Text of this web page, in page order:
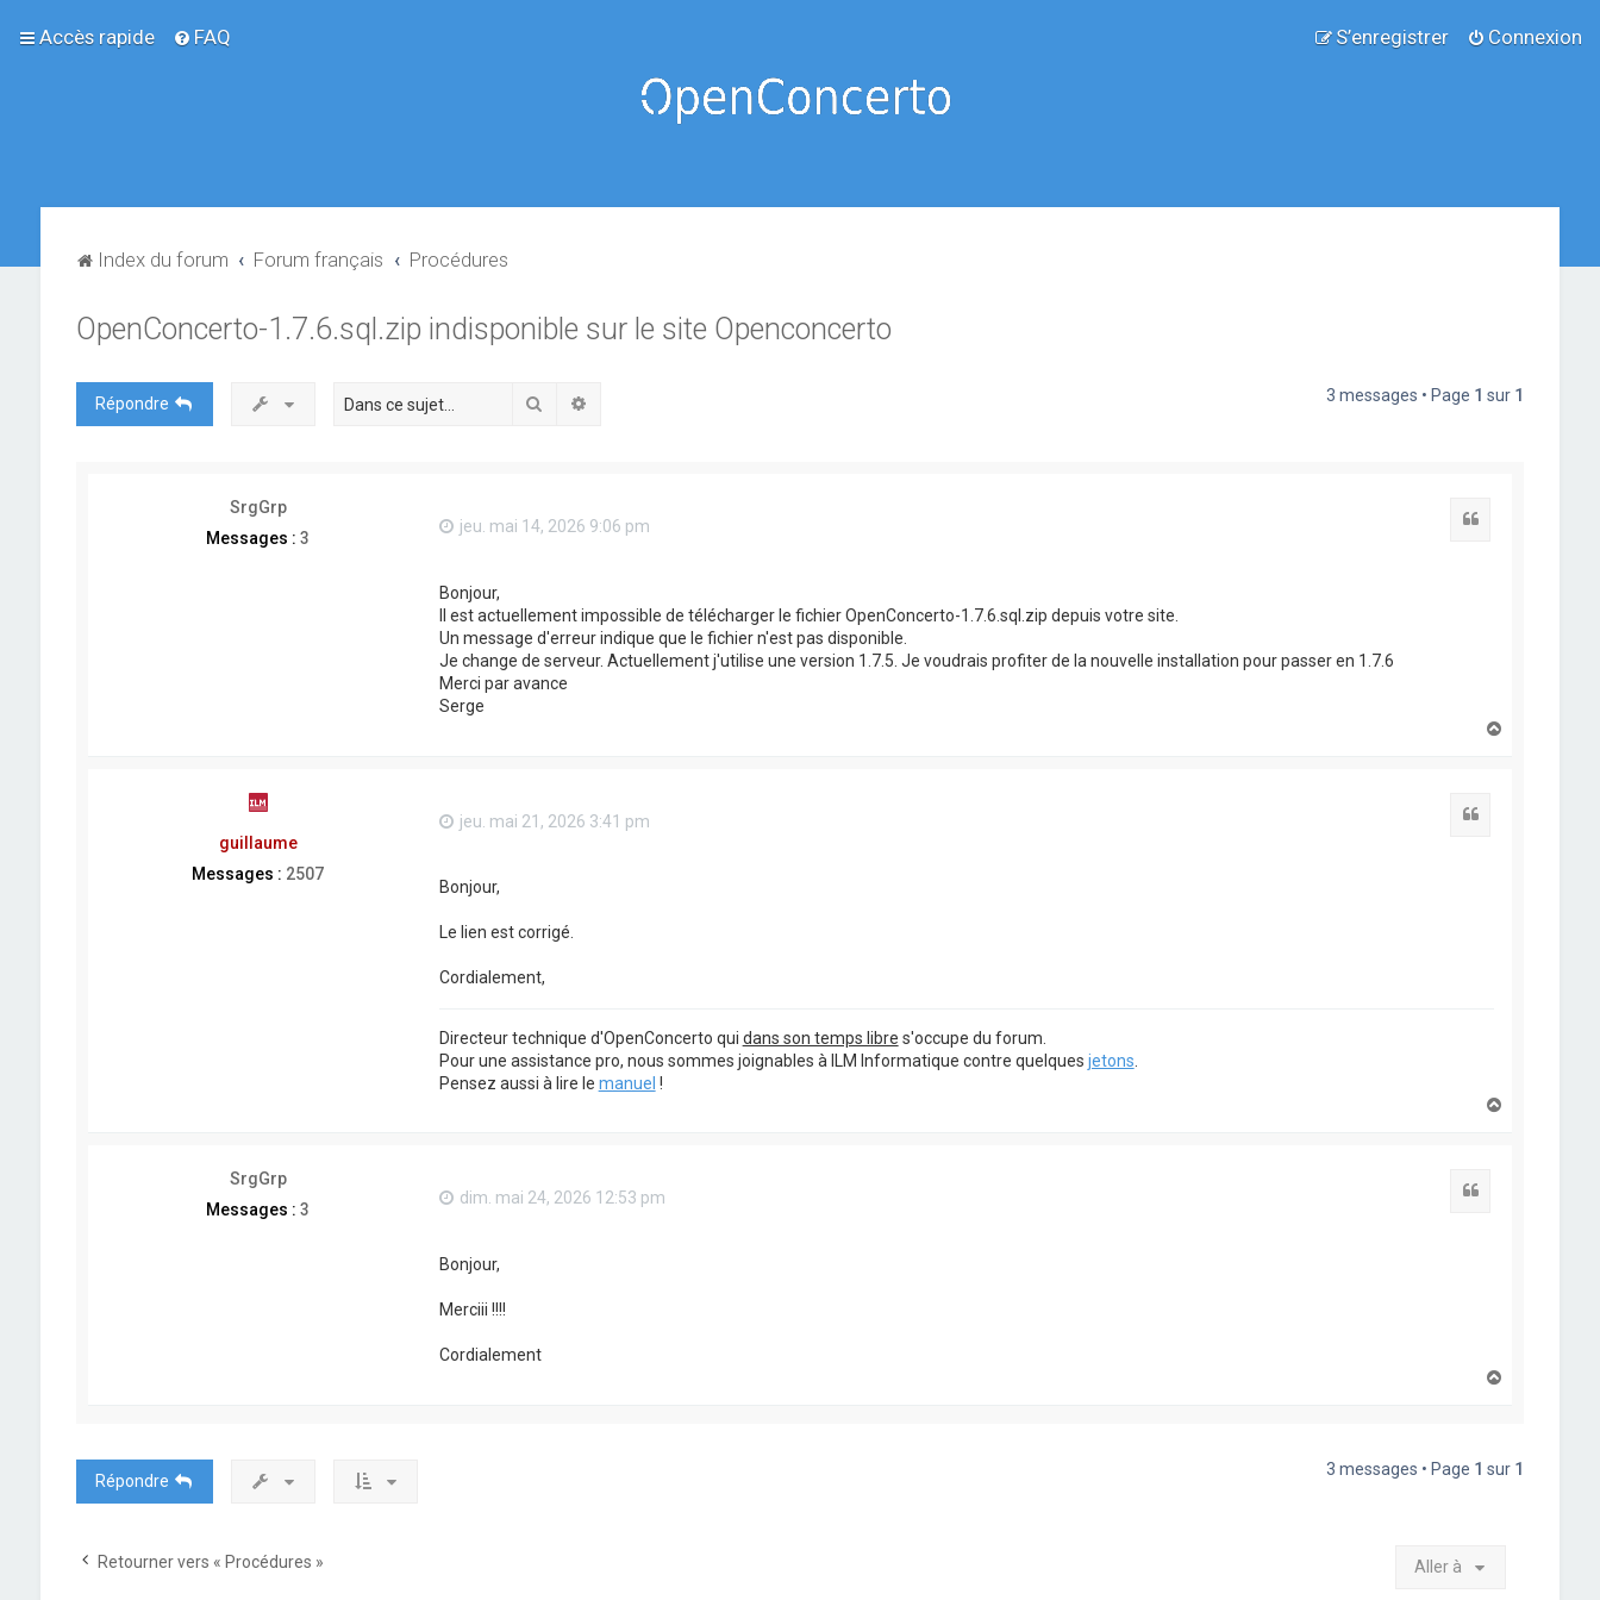
Accès rapide FAQ Connexion
S’enregistrer
Index du forum Forum français Procédures
OpenConcerto-1.7.6.sql.zip indisponible sur le site Openconcerto
Répondre Rechercher 3 messages • Page 1 sur 1
SrgGrp
Messages : 3
jeu. mai 14, 2026 9:06 pm
Bonjour,
Il est actuellement impossible de télécharger le fichier OpenConcerto-1.7.6.sql.zip depuis votre site.
Un message d'erreur indique que le fichier n'est pas disponible.
Je change de serveur. Actuellement j'utilise une version 1.7.5. Je voudrais profiter de la nouvelle installation pour passer en 1.7.6
Merci par avance
Serge
guillaume
Messages : 2507
jeu. mai 21, 2026 3:41 pm
Bonjour,
Le lien est corrigé.
Cordialement,
Directeur technique d'OpenConcerto qui dans son temps libre s'occupe du forum.
Pour une assistance pro, nous sommes joignables à ILM Informatique contre quelques jetons
Pensez aussi à lire le manuel !
SrgGrp
Messages : 3
dim. mai 24, 2026 12:53 pm
Bonjour,
Merciii !!!!
Cordialement
Répondre
3 messages • Page 1 sur 1
Retourner vers « Procédures » Aller à